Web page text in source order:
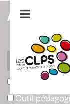
affiner ou
Support
OuvrageOuvrage
OutilOutil